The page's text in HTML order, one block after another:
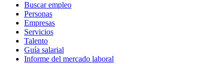
Buscar empleo
Personas
Empresas
Servicios
Talento
Guía salarial
Informe del mercado laboral